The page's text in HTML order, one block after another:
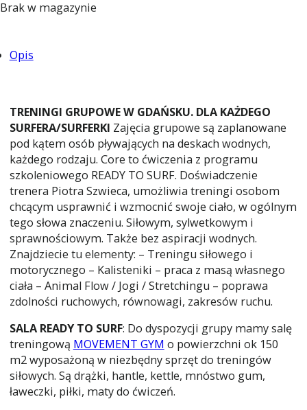
Brak w magazynie
Opis
TRENINGI GRUPOWE W GDAŃSKU. DLA KAŻDEGO
SURFERA/SURFERKI Zajęcia grupowe są zaplanowane
pod kątem osób pływających na deskach wodnych,
każdego rodzaju. Core to ćwiczenia z programu
szkoleniowego READY TO SURF. Doświadczenie
trenera Piotra Szwieca, umożliwia treningi osobom
chcącym usprawnić i wzmocnić swoje ciało, w ogólnym
tego słowa znaczeniu. Siłowym, sylwetkowym i
sprawnościowym. Także bez aspiracji wodnych.
Znajdziecie tu elementy: – Treningu siłowego i
motorycznego – Kalisteniki – praca z masą własnego
ciała – Animal Flow / Jogi / Stretchingu – poprawa
zdolności ruchowych, równowagi, zakresów ruchu.
SALA READY TO SURF: Do dyspozycji grupy mamy salę
treningową MOVEMENT GYM o powierzchni ok 150
m2 wyposażoną w niezbędny sprzęt do treningów
siłowych. Są drążki, hantle, kettle, mnóstwo gum,
ławeczki, piłki, maty do ćwiczeń.